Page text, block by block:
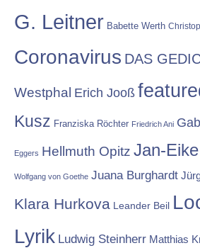
G. Leitner Babette Werth
Coronavirus DAS
Westphal Erich Jooß
Kusz Franziska Röchter Friedrich Ani
Eggers Hellmuth Opitz Jan-
Wolfgang von Goethe Juana Burghardt
Klara Hurkova Leander Beil
Lyrik Ludwig Steinherr Matthias